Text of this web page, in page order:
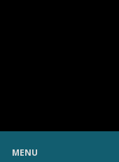
MENU